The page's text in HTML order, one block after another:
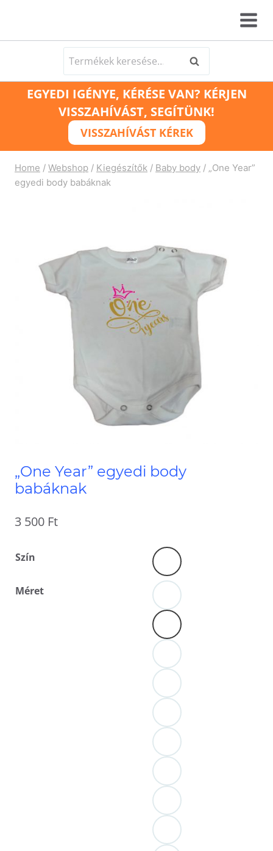
Keresés
a
következőre:
Keresés
EGYEDI IGÉNYE, KÉRÉSE VAN? KÉRJEN
VISSZAHÍVÁST, SEGÍTÜNK!
VISSZAHÍVÁST KÉREK
Home / Webshop / Kiegészítők / Baby body / „One Year”
egyedi body babáknak
„One Year” egyedi body
babáknak
3 500 Ft
Szín
Méret